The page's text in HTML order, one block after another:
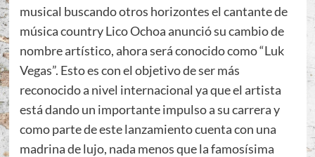
musical buscando otros horizontes el cantante de
música country Lico Ochoa anunció su cambio de
nombre artístico, ahora será conocido como “Luk
Vegas”. Esto es con el objetivo de ser más
reconocido a nivel internacional ya que el artista
está dando un importante impulso a su carrera y
como parte de este lanzamiento cuenta con una
madrina de lujo, nada menos que la famosísima